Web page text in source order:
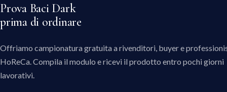
Prova Baci Dark
prima di ordinare
Offriamo campionatura gratuita a rivenditori, buyer e
HoReCa. Compila il modulo e ricevi il prodotto entro pochi giorni
lavorativi.